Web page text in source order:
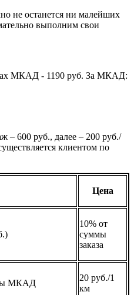
не останется ни малейших
выполним свои
МКАД - 1190 руб. За МКАД:
– 600 руб., далее – 200 руб./
клиентом по
Цена
10% от
суммы
заказа
МКАД
20 руб./1
км